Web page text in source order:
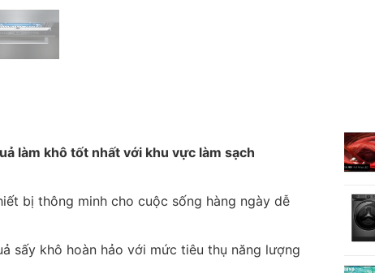
làm khô tốt nhất với khu vực làm sạch
bị thông minh cho cuộc sống hàng ngày dễ
sấy khô hoàn hảo với mức tiêu thụ năng lượng